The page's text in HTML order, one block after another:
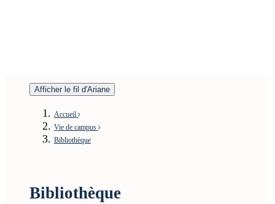
Afficher le fil d'Ariane
Accueil
Vie de campus
Bibliothèque
Bibliothèque